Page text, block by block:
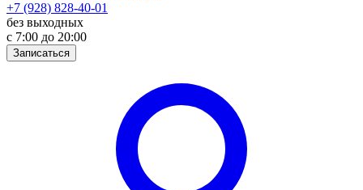
+7 (928) 828-40-01
без выходных
с 7:00 до 20:00
Записаться